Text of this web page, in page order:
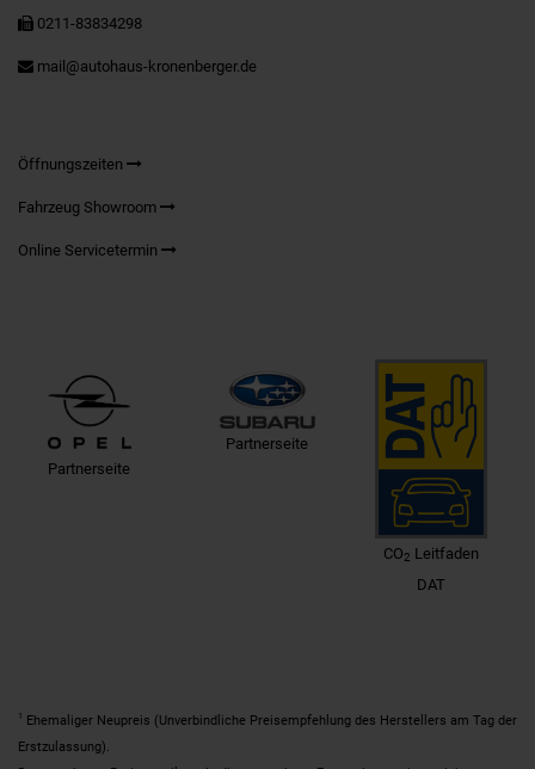
0211-83834298
mail@autohaus-kronenberger.de
Öffnungszeiten
Fahrzeug Showroom
Online Servicetermin
Partnerseite
Partnerseite
CO2 Leitfaden
DAT
1 Ehemaliger Neupreis (Unverbindliche Preisempfehlung des Herstellers am Tag der
Erstzulassung).